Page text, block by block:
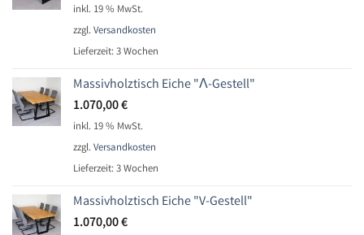
inkl. 19 % MwSt.
zzgl.Versandkosten
Lieferzeit:3 Wochen
Massivholztisch Eiche "Ʌ-Gestell"
1.070,00€
inkl. 19 % MwSt.
zzgl.Versandkosten
Lieferzeit:3 Wochen
Massivholztisch Eiche "V-Gestell"
1.070,00€